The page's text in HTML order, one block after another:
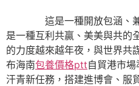
這是一種開放包涵、兼
是一種互利共贏、美美與共的
的力度越來越年夜，與世界共
布海南包養價格ptt自貿港市
汗青新任務，搭建進博會、服